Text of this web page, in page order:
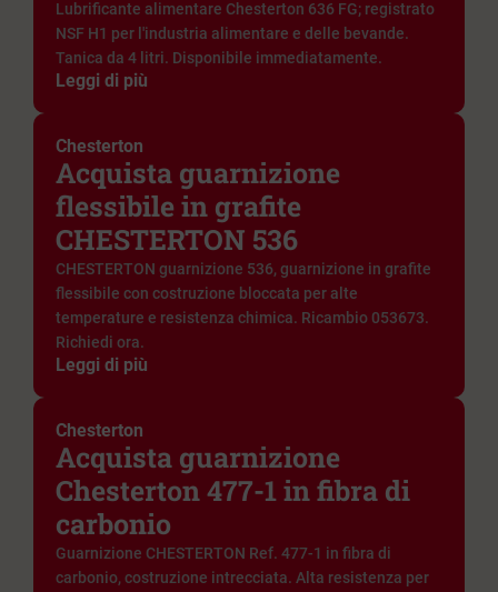
Lubrificante alimentare Chesterton 636 FG; registrato
NSF H1 per l'industria alimentare e delle bevande.
Tanica da 4 litri. Disponibile immediatamente.
Leggi di più
Chesterton
Acquista guarnizione
flessibile in grafite
CHESTERTON 536
CHESTERTON guarnizione 536, guarnizione in grafite
flessibile con costruzione bloccata per alte
temperature e resistenza chimica. Ricambio 053673.
Richiedi ora.
Leggi di più
Chesterton
Acquista guarnizione
Chesterton 477-1 in fibra di
carbonio
Guarnizione CHESTERTON Ref. 477-1 in fibra di
carbonio, costruzione intrecciata. Alta resistenza per